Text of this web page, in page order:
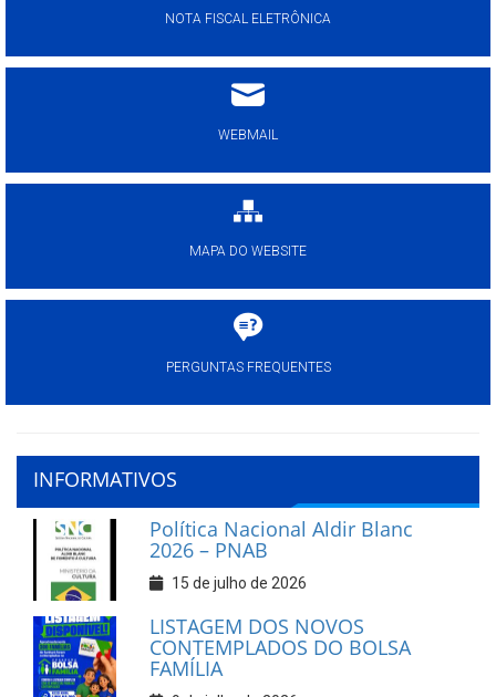
NOTA FISCAL ELETRÔNICA
WEBMAIL
MAPA DO WEBSITE
PERGUNTAS FREQUENTES
INFORMATIVOS
Política Nacional Aldir Blanc
2026 – PNAB
15 de julho de 2026
LISTAGEM DOS NOVOS
CONTEMPLADOS DO BOLSA
FAMÍLIA